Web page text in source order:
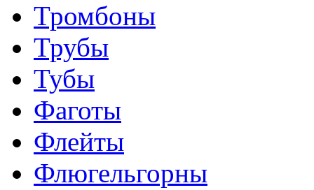
Тромбоны
Трубы
Тубы
Фаготы
Флейты
Флюгельгорны